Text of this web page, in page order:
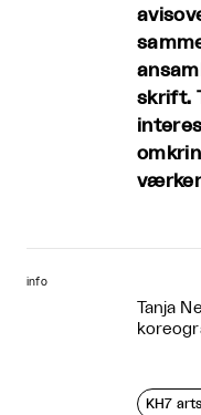
skrift.
info
Tanja
KH7